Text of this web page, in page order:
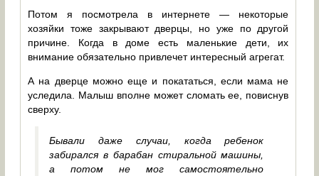
Потом я посмотрела в интернете — некоторые
хозяйки тоже закрывают дверцы, но уже по другой
причине. Когда в доме есть маленькие дети, их
внимание обязательно привлечет интересный агрегат.
А на дверце можно еще и покататься, если мама не
уследила. Малыш вполне может сломать ее, повиснув
сверху.
Бывали даже случаи, когда ребенок
забирался в барабан стиральной машины,
а потом не мог самостоятельно